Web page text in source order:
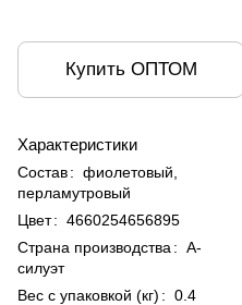
Купить ОПТОМ
Характеристики
Состав: фиолетовый,
перламутровый
Цвет: 4660254656895
Страна производства : А-
силуэт
Вес с упаковкой (кг) : 0.4